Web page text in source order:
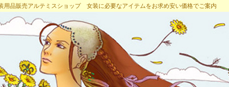
品販売アルテミスショップ 女装に必要なアイテムをお求め安い価格でご案内